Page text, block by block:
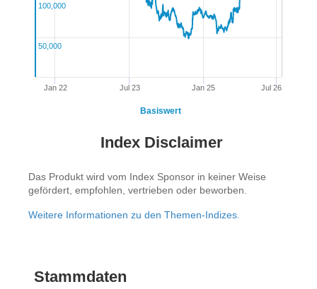
Jan 22 Jul 23 Jan 25 Jul 26
50,000
100,000
Basiswert
Index Disclaimer
Das Produkt wird vom Index Sponsor in keiner Weise
gefördert, empfohlen, vertrieben oder beworben.
Weitere Informationen zu den Themen-Indizes.
Stammdaten